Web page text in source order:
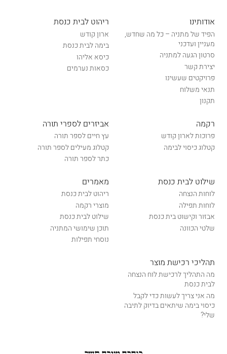
אודותינו
הפיד של מתניה – כל מה שחדש,
מעניין ועדכני
סרטון הגעה למתניה
יצירת קשר
פרויקטים שעשינו
תנאי משלוח
תקנון
ריהוט לבית כנסת
ארון קודש
בימה לבית כנסת
כיסא אליהו
כסאות נערמים
רקמה
פרוכות לארון קודש
קטלוג כיסוי לבימה
אביזרים לספרי תורה
עץ חיים לספר תורה
קטלוג מעילים לספר תורה
כתר לספר תורה
שילוט לבית כנסת
לוחות הנצחה
לוחות תפילה
אבזור וקישוט בית כנסת
שלטי הכוונה
מאמרים
ריהוט לבית כנסת
מוצרי רקמה
שילוט לבית כנסת
תוכן שימושי המתניה
נוסחי תפילות
תהליכי רכישת מוצר
מה התהליך לרכישת לוח הנצחה
לבית כנסת
מה אני צריך לעשות כדי לקבל
כיסוי בימה שיתאים בדיוק לתיבה
שלי?